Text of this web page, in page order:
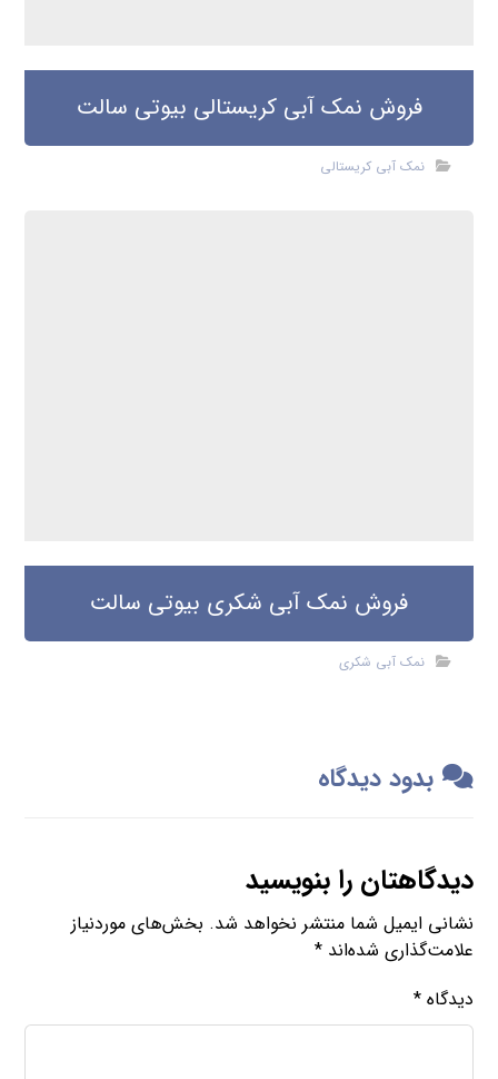
فروش نمک آبی کریستالی بیوتی سالت
نمک آبی کریستالی
فروش نمک آبی شکری بیوتی سالت
نمک آبی شکری
بدود دیدگاه
دیدگاهتان را بنویسید
نشانی ایمیل شما منتشر نخواهد شد. بخش‌های موردنیاز
علامت‌گذاری شده‌اند*
دیدگاه*